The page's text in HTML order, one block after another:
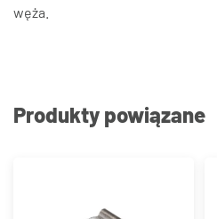
węża.
Produkty powiązane